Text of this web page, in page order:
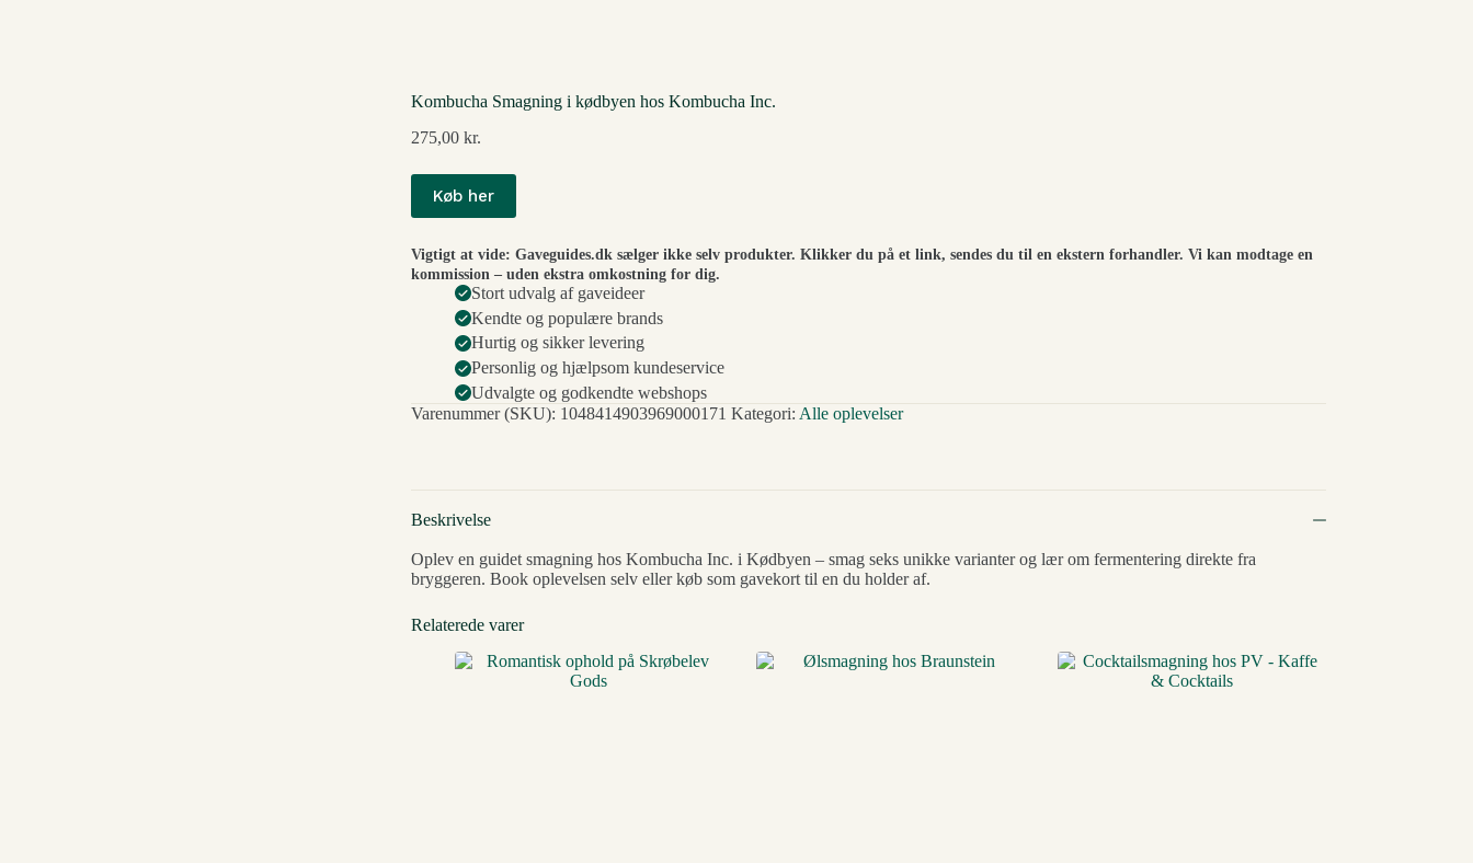
Kombucha Smagning i kødbyen hos Kombucha Inc.
275,00 kr.
Køb her
Vigtigt at vide: Gaveguides.dk sælger ikke selv produkter. Klikker du på et link, sendes du til en ekstern forhandler. Vi kan modtage en
kommission – uden ekstra omkostning for dig.
Stort udvalg af gaveideer
Kendte og populære brands
Hurtig og sikker levering
Personlig og hjælpsom kundeservice
Udvalgte og godkendte webshops
Varenummer (SKU): 1048414903969000171 Kategori: Alle oplevelser
Beskrivelse
Oplev en guidet smagning hos Kombucha Inc. i Kødbyen – smag seks unikke varianter og lær om fermentering direkte fra
bryggeren. Book oplevelsen selv eller køb som gavekort til en du holder af.
Relaterede varer